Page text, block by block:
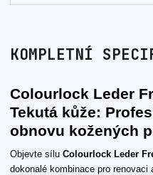
KOMPLETNÍ
Colourlock Leder
Tekutá kůže:
obnovu kožených
Objevte sílu Colourlock Leder
dokonalé kombinace pro renovaci